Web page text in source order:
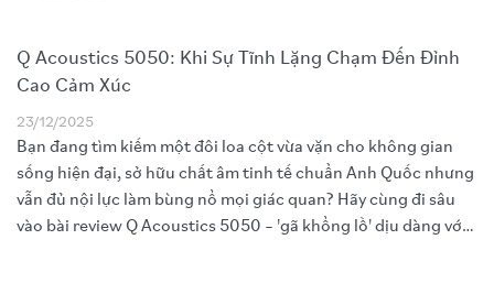
Q Acoustics 5050: Khi Sự Tĩnh Lặng Chạm Đến Đỉnh
Cao Cảm Xúc
23/12/2025
Bạn đang tìm kiếm một đôi loa cột vừa vặn cho không gian
sống hiện đại, sở hữu chất âm tinh tế chuẩn Anh Quốc nhưng
vẫn đủ nội lực làm bùng nổ mọi giác quan? Hãy cùng đi sâu
vào bài review Q Acoustics 5050 – 'gã khổng lồ' dịu dàng với